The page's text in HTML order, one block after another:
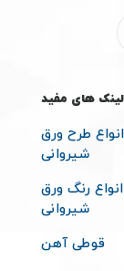
لینک های مفید
انواع طرح ورق
شیروانی
انواع رنگ ورق
شیروانی
قوطی آهن